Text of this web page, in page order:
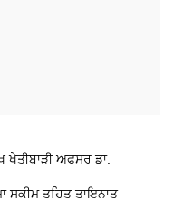
ਖੇਤੀਬਾੜੀ ਅਫਸਰ ਡਾ.
ਤਹਿਤ ਤਾਇਨਾਤ